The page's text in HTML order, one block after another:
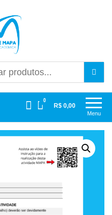
Mapa UniCesumar
Menu
0
R$ 0,00